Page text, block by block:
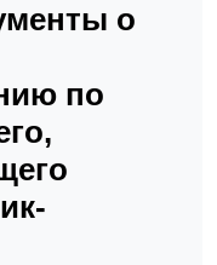
о
по